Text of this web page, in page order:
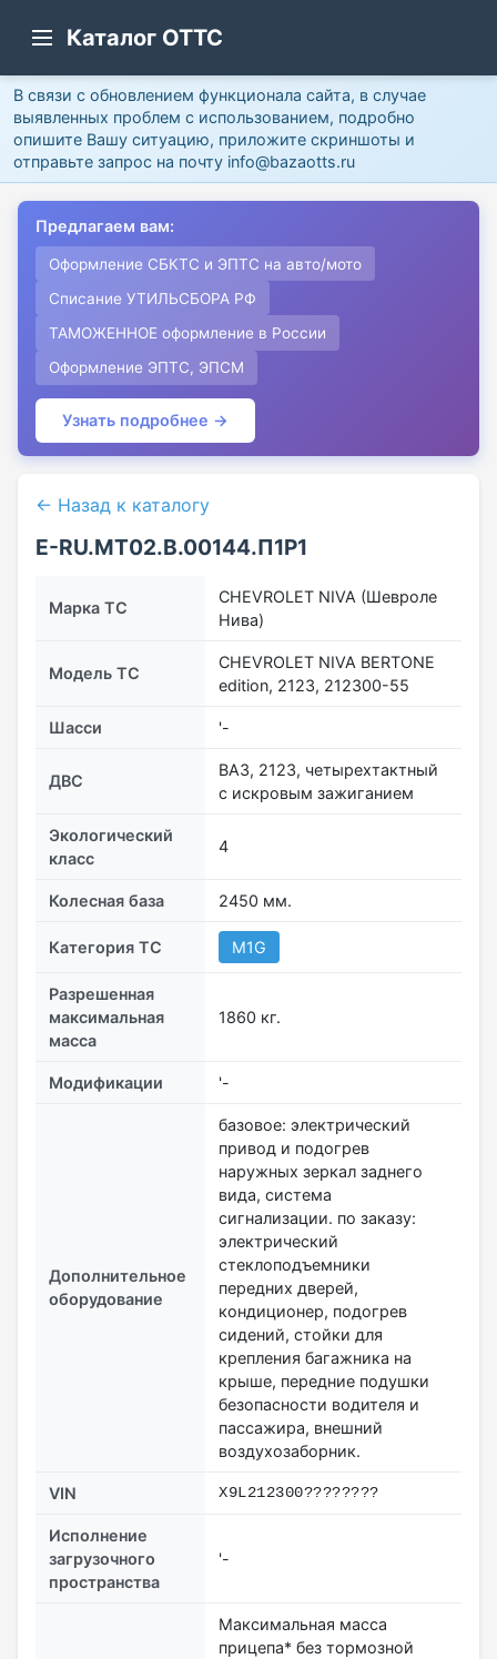
Каталог ОТТС
В связи с обновлением функционала сайта, в случае
выявленных проблем с использованием, подробно
опишите Вашу ситуацию, приложите скриншоты и
отправьте запрос на почту info@bazaotts.ru
Предлагаем вам:
Оформление СБКТС и ЭПТС на авто/мото
Списание УТИЛЬСБОРА РФ
ТАМОЖЕННОЕ оформление в России
Оформление ЭПТС, ЭПСМ
Узнать подробнее →
← Назад к каталогу
E-RU.MT02.B.00144.П1Р1
Марка ТС
CHEVROLET NIVA (Шевроле
Нива)
Модель ТС
CHEVROLET NIVA BERTONE
edition, 2123, 212300-55
Шасси '-
ДВС
ВАЗ, 2123, четырехтактный
с искровым зажиганием
Экологический
класс
4
Колесная база 2450 мм.
Категория ТС М1G
Разрешенная
максимальная
масса
1860 кг.
Модификации '-
Дополнительное
оборудование
базовое: электрический
привод и подогрев
наружных зеркал заднего
вида, система
сигнализации. по заказу:
электрический
стеклоподъемники
передних дверей,
кондиционер, подогрев
сидений, стойки для
крепления багажника на
крыше, передние подушки
безопасности водителя и
пассажира, внешний
воздухозаборник.
VIN X9L212300????????
Исполнение
загрузочного
пространства
'-
Максимальная масса
прицепа* без тормозной